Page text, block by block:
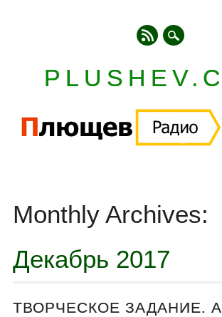
content
Monthly Archives:
Декабрь 2017
ТВОРЧЕСКОЕ ЗАДАНИЕ.